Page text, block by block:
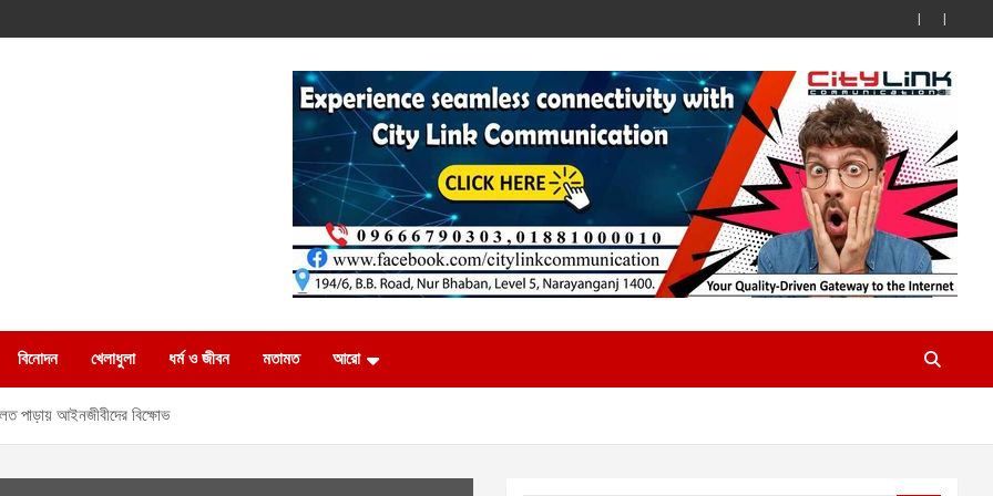
বিনোদন খেলাধুলা ধর্ম ও জীবন মতামত আরো
পাড়ায় আইনজীবীদের বিক্ষোভ